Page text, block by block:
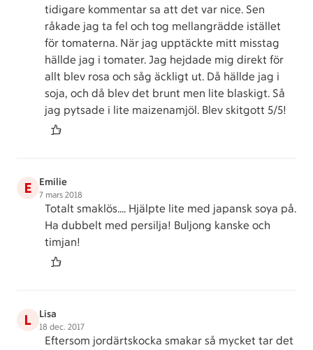
tidigare kommentar sa att det var nice. Sen
råkade jag ta fel och tog mellangrädde istället
för tomaterna. När jag upptäckte mitt misstag
hällde jag i tomater. Jag hejdade mig direkt för
allt blev rosa och såg äckligt ut. Då hällde jag i
soja, och då blev det brunt men lite blaskigt. Så
jag pytsade i lite maizenamjöl. Blev skitgott 5/5!
E Emilie
7 mars 2018
Totalt smaklös.... Hjälpte lite med japansk soya på.
Ha dubbelt med persilja! Buljong kanske och
timjan!
L Lisa
18 dec. 2017
Eftersom jordärtskocka smakar så mycket tar det